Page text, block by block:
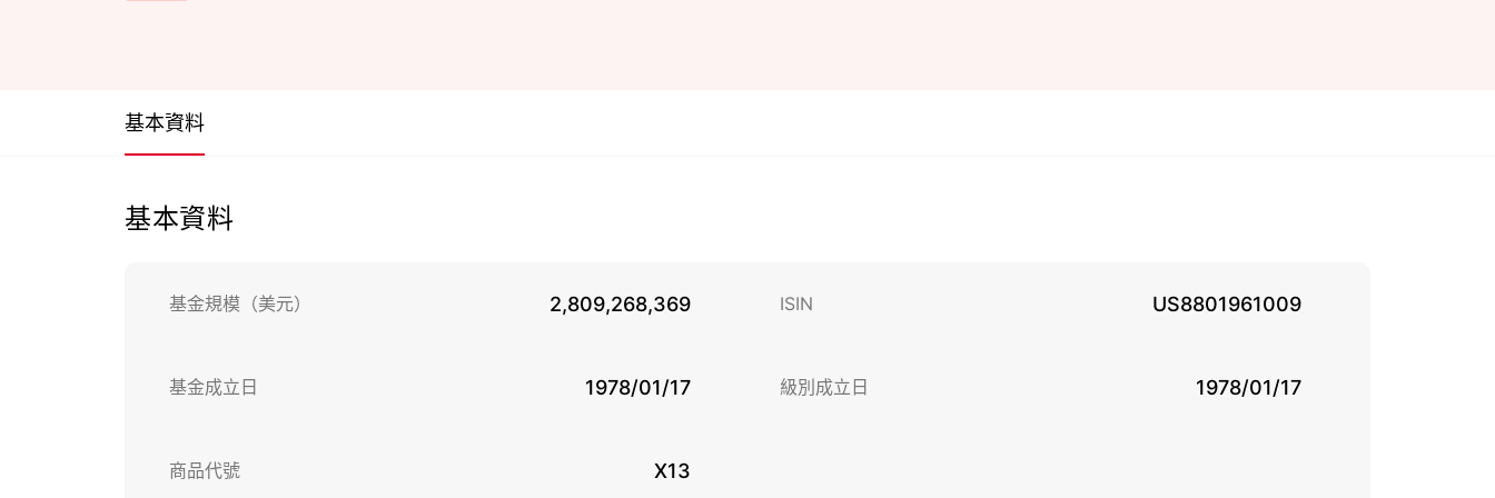
基本資料
基本資料
基金規模（美元） 2,809,268,369 ISIN US8801961009
基金成立日 1978/01/17 級別成立日 1978/01/17
商品代號 X13